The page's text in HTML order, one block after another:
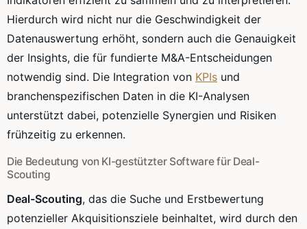
Hierdurch wird nicht nur die Geschwindigkeit der
Datenauswertung erhöht, sondern auch die Genauigkeit
der Insights, die für fundierte M&A-Entscheidungen
notwendig sind. Die Integration von KPIs und
branchenspezifischen Daten in die KI-Analysen
unterstützt dabei, potenzielle Synergien und Risiken
frühzeitig zu erkennen.
Die Bedeutung von KI-gestützter Software für Deal-
Scouting
Deal-Scouting, das die Suche und Erstbewertung
potenzieller Akquisitionsziele beinhaltet, wird durch den